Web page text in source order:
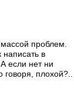
проблем.
написать в
если нет ни
плохой?..